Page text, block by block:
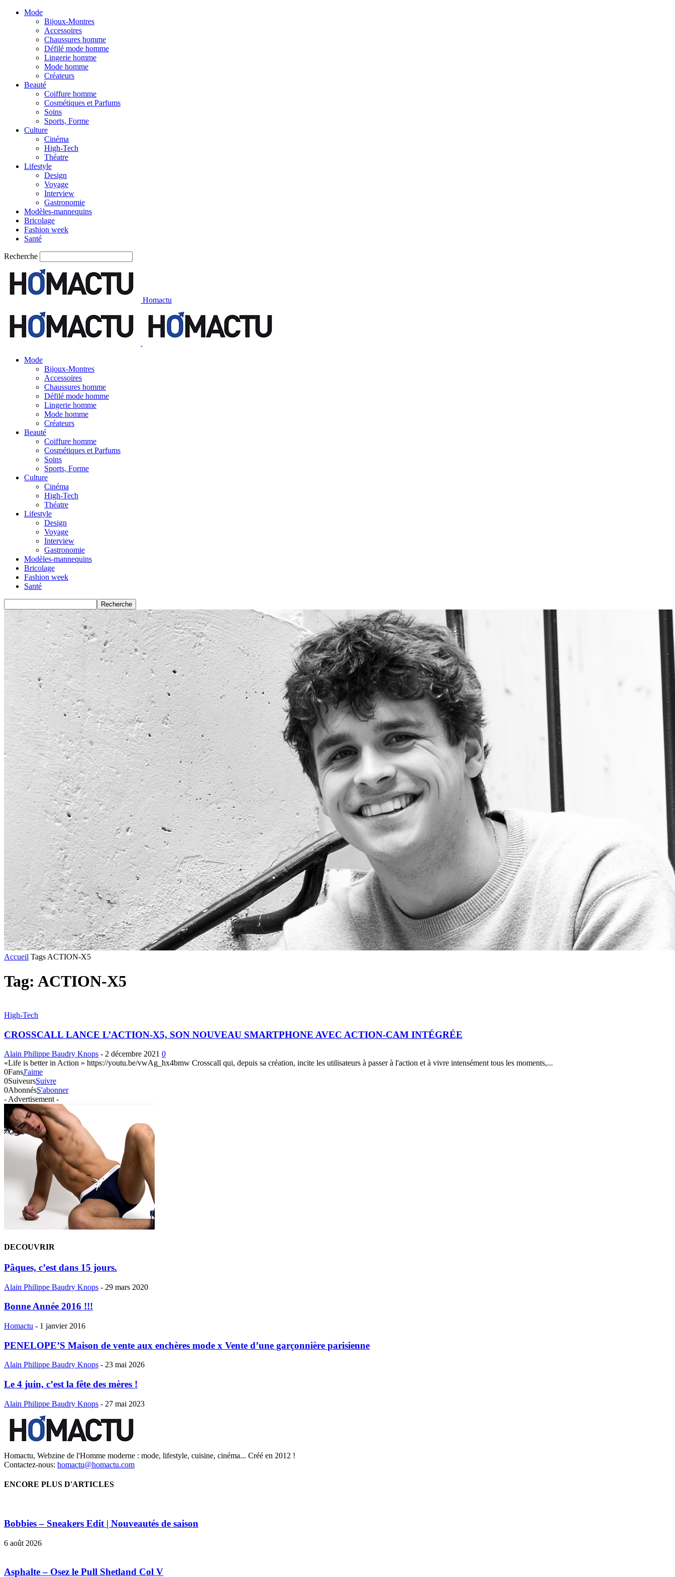
Mode
Bijoux-Montres
Accessoires
Chaussures homme
Défilé mode homme
Lingerie homme
Mode homme
Créateurs
Beauté
Coiffure homme
Cosmétiques et Parfums
Soins
Sports, Forme
Culture
Cinéma
High-Tech
Théatre
Lifestyle
Design
Voyage
Interview
Gastronomie
Modèles-mannequins
Bricolage
Fashion week
Santé
Recherche
Homactu
Mode
Bijoux-Montres
Accessoires
Chaussures homme
Défilé mode homme
Lingerie homme
Mode homme
Créateurs
Beauté
Coiffure homme
Cosmétiques et Parfums
Soins
Sports, Forme
Culture
Cinéma
High-Tech
Théatre
Lifestyle
Design
Voyage
Interview
Gastronomie
Modèles-mannequins
Bricolage
Fashion week
Santé
Accueil Tags ACTION-X5
Tag: ACTION-X5
High-Tech
CROSSCALL LANCE L’ACTION-X5, SON NOUVEAU SMARTPHONE AVEC ACTION-CAM INTÉGRÉE
Alain Philippe Baudry Knops - 2 décembre 2021 0
«Life is better in Action » https://youtu.be/vwAg_hx4bmw Crosscall qui, depuis sa création, incite les utilisateurs à passer à l'action et à vivre intensément tous les moments,...
0FansJ'aime
0SuiveursSuivre
0AbonnésS'abonner
- Advertisement -
DECOUVRIR
Pâques, c’est dans 15 jours.
Alain Philippe Baudry Knops - 29 mars 2020
Bonne Année 2016 !!!
Homactu - 1 janvier 2016
PENELOPE’S Maison de vente aux enchères mode x Vente d’une garçonnière parisienne
Alain Philippe Baudry Knops - 23 mai 2026
Le 4 juin, c’est la fête des mères !
Alain Philippe Baudry Knops - 27 mai 2023
Homactu, Webzine de l'Homme moderne : mode, lifestyle, cuisine, cinéma... Créé en 2012 !
Contactez-nous: homactu@homactu.com
ENCORE PLUS D'ARTICLES
Bobbies – Sneakers Edit | Nouveautés de saison
6 août 2026
Asphalte – Osez le Pull Shetland Col V